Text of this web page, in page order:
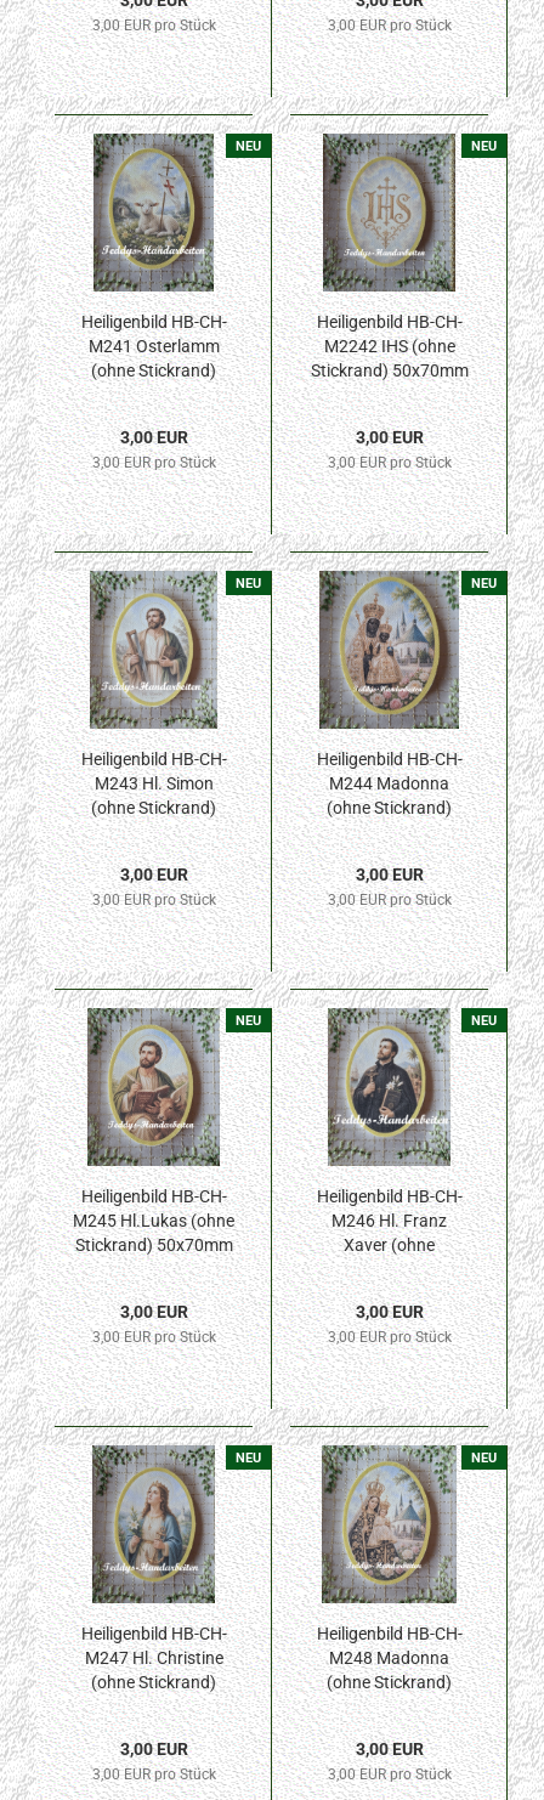
3,00 EUR pro Stück 3,00 EUR pro Stück
NEU
Heiligenbild HB-CH-
M241 Osterlamm
(ohne Stickrand)
50x70mm
3,00 EUR
3,00 EUR pro Stück
NEU
Heiligenbild HB-CH-
M2242 IHS (ohne
Stickrand) 50x70mm
3,00 EUR
3,00 EUR pro Stück
NEU
Heiligenbild HB-CH-
M243 Hl. Simon
(ohne Stickrand)
50x70mm
3,00 EUR
3,00 EUR pro Stück
NEU
Heiligenbild HB-CH-
M244 Madonna
(ohne Stickrand)
50x70mm
3,00 EUR
3,00 EUR pro Stück
NEU
Heiligenbild HB-CH-
M245 Hl.Lukas (ohne
Stickrand) 50x70mm
3,00 EUR
3,00 EUR pro Stück
NEU
Heiligenbild HB-CH-
M246 Hl. Franz
Xaver (ohne
Stickrand) 50x70mm
3,00 EUR
3,00 EUR pro Stück
NEU
Heiligenbild HB-CH-
M247 Hl. Christine
(ohne Stickrand)
50x70mm
3,00 EUR
3,00 EUR pro Stück
NEU
Heiligenbild HB-CH-
M248 Madonna
(ohne Stickrand)
50x70mm
3,00 EUR
3,00 EUR pro Stück